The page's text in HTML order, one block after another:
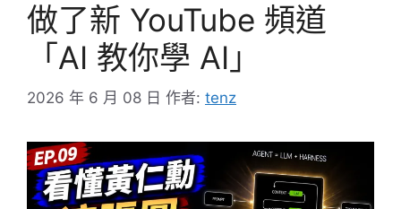
做了新 YouTube 頻道
「AI 教你學 AI」
2026 年 6 月 08 日 作者: tenz